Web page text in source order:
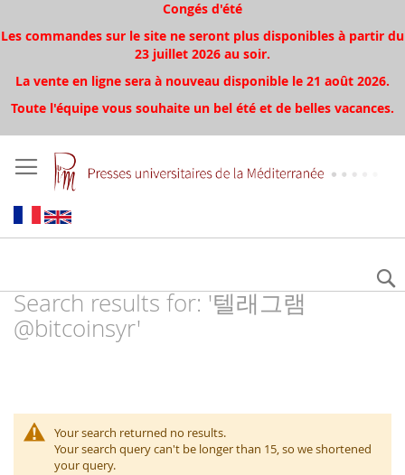
Congés d'été
Les commandes sur le site ne seront plus disponibles à partir du
23 juillet 2026 au soir.
La vente en ligne sera à nouveau disponible le 21 août 2026.
Toute l'équipe vous souhaite un bel été et de belles vacances.
Search results for: '텔래그램
@bitcoinsyr'
Your search returned no results.
Your search query can't be longer than 15, so we shortened
your query.